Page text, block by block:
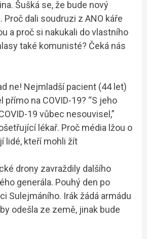
Šušká se, že bude nový
Proč dali soudruzi z ANO káře
a proč si nakukali do vlastního
také komunisté? Čeká nás
ne! Nejmladší pacient (44 let)
přímo na COVID-19? “S jeho
19 vůbec nesouvisel,”
lékař. Proč média lžou o
lidé, kteří mohli žít
drony zavraždily dalšího
generála. Pouhý den po
Sulejmáního. Irák žádá armádu
odešla ze země, jinak bude